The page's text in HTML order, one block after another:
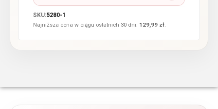
SKU:5280-1
Najniższa cena w ciągu ostatnich 30 dni: 129,99 zł.